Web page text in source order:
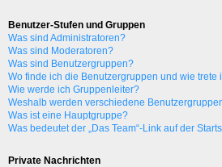
Benutzer-Stufen und Gruppen
Was sind Administratoren?
Was sind Moderatoren?
Was sind Benutzergruppen?
Wo finde ich die Benutzergruppen und wie trete
Wie werde ich Gruppenleiter?
Weshalb werden verschiedene
Was ist eine Hauptgruppe?
Was bedeutet der „Das Team“-Link auf der
Private Nachrichten